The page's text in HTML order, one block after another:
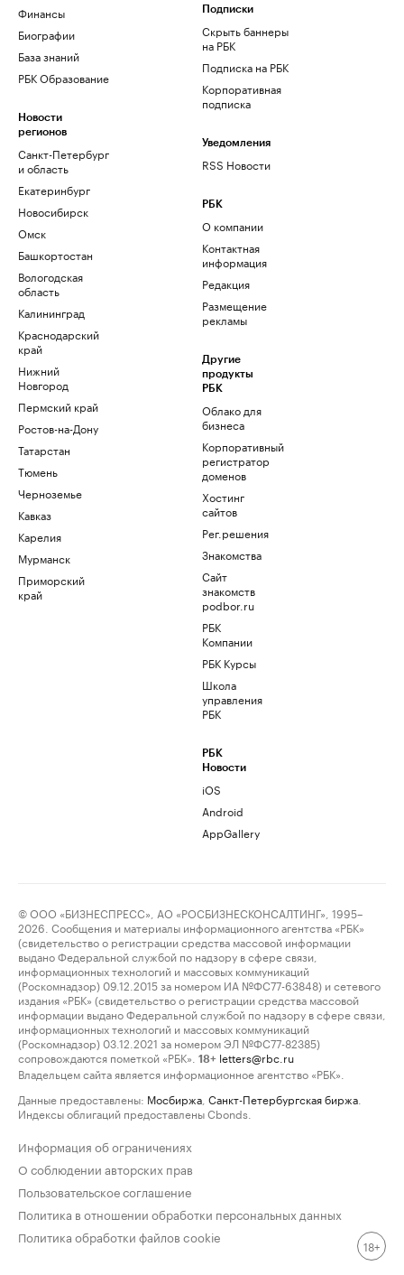
Финансы
Биографии
База знаний
РБК Образование
Новости
регионов
Санкт-Петербург
и область
Екатеринбург
Новосибирск
Омск
Башкортостан
Вологодская
область
Калининград
Краснодарский
край
Нижний
Новгород
Пермский край
Ростов-на-Дону
Татарстан
Тюмень
Черноземье
Кавказ
Карелия
Мурманск
Приморский
край
Подписки
Скрыть баннеры
на РБК
Подписка на РБК
Корпоративная
подписка
Уведомления
RSS Новости
РБК
О компании
Контактная
информация
Редакция
Размещение
рекламы
Другие
продукты
РБК
Облако для
бизнеса
Корпоративный
регистратор
доменов
Хостинг
сайтов
Рег.решения
Знакомства
Сайт
знакомств
podbor.ru
РБК
Компании
РБК Курсы
Школа
управления
РБК
РБК
Новости
iOS
Android
AppGallery
© ООО «БИЗНЕСПРЕСС», АО «РОСБИЗНЕСКОНСАЛТИНГ», 1995–
2026. Сообщения и материалы информационного агентства «РБК»
(свидетельство о регистрации средства массовой информации
выдано Федеральной службой по надзору в сфере связи,
информационных технологий и массовых коммуникаций
(Роскомнадзор) 09.12.2015 за номером ИА №ФС77-63848) и сетевого
издания «РБК» (свидетельство о регистрации средства массовой
информации выдано Федеральной службой по надзору в сфере связи,
информационных технологий и массовых коммуникаций
(Роскомнадзор) 03.12.2021 за номером ЭЛ №ФС77-82385)
сопровождаются пометкой «РБК».
18+ letters@rbc.ru
Владельцем сайта является информационное агентство «РБК».
Данные предоставлены: Мосбиржа Санкт-Петербургская биржа
Индексы облигаций предоставлены Cbonds.
Информация об ограничениях
О соблюдении авторских прав
Пользовательское соглашение
Политика в отношении обработки персональных данных
Политика обработки файлов cookie
18+